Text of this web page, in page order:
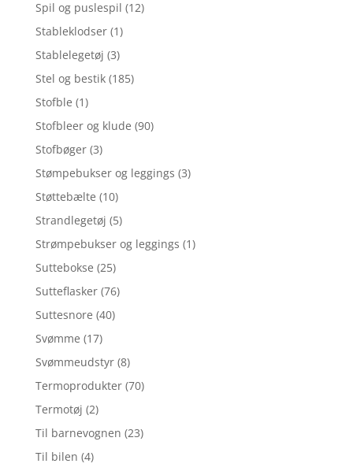
Spil og puslespil (12)
Stableklodser (1)
Stablelegetøj (3)
Stel og bestik (185)
Stofble (1)
Stofbleer og klude (90)
Stofbøger (3)
Stømpebukser og leggings (3)
Støttebælte (10)
Strandlegetøj (5)
Strømpebukser og leggings (1)
Suttebokse (25)
Sutteflasker (76)
Suttesnore (40)
Svømme (17)
Svømmeudstyr (8)
Termoprodukter (70)
Termotøj (2)
Til barnevognen (23)
Til bilen (4)